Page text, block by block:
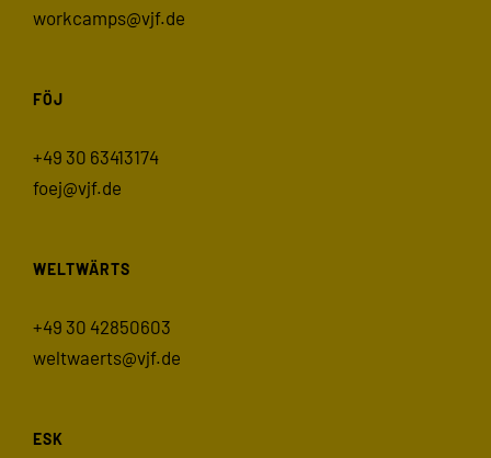
workcamps@vjf.de
FÖJ
+49 30 63413174
foej@vjf.de
WELTWÄRTS
+49 30 42850603
weltwaerts@vjf.de
ESK